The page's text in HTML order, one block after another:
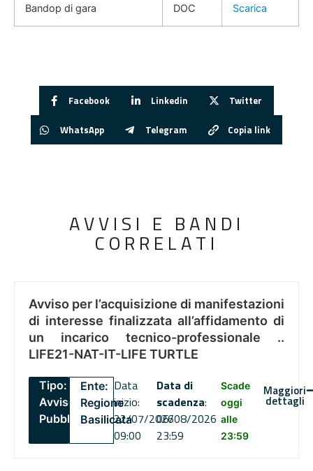
Bandop di gara DOC Scarica
Facebook Linkedin Twitter
WhatsApp Telegram Copia link
AVVISI E BANDI
CORRELATI
Avviso per l’acquisizione di manifestazioni
di interesse finalizzata all’affidamento di
un incarico tecnico-professionale ..
LIFE21-NAT-IT-LIFE TURTLE
Tipo:
Avviso
Pubblico
Ente:
Regione
Basilicata
Data
inizio:
22/07/2026
09:00
Data di
scadenza:
06/08/2026
23:59
Scade
oggi
alle
23:59
Maggiori
dettagli